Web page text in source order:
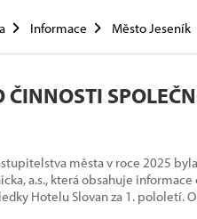
Informace Město Jeseník
ČINNOSTI
města v roce 2025
a.s., která obsahuje
Hotelu Slovan za 1. pololetí.